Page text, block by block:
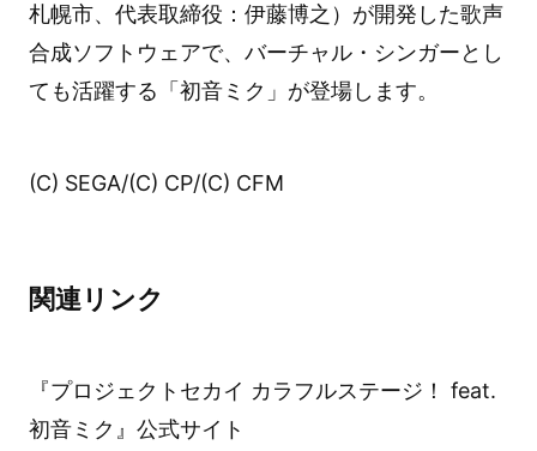
札幌市、代表取締役：伊藤博之）が開発した歌声
合成ソフトウェアで、バーチャル・シンガーとし
ても活躍する「初音ミク」が登場します。
(C) SEGA/(C) CP/(C) CFM
関連リンク
『プロジェクトセカイ カラフルステージ！ feat.
初音ミク』公式サイト